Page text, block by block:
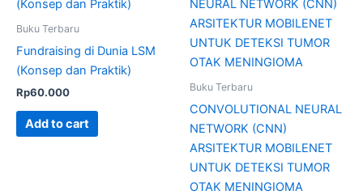
Buku Terbaru
Fundraising di Dunia LSM
(Konsep dan Praktik)
Rp60.000
Add to cart
Buku Terbaru
CONVOLUTIONAL NEURAL
NETWORK (CNN)
ARSITEKTUR MOBILENET
UNTUK DETEKSI TUMOR
OTAK MENINGIOMA